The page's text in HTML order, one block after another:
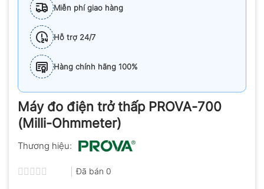
Miễn phí giao hàng
Hỗ trợ 24/7
Hàng chính hãng 100%
Máy đo điện trở thấp PROVA-700
(Milli-Ohmmeter)
Thương hiệu:
Đã bán 0